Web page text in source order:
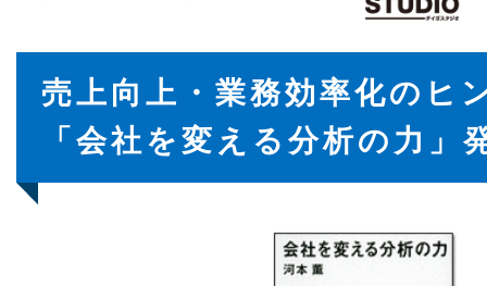
売上向上・業務効率化のヒ
「会社を変える分析の力」